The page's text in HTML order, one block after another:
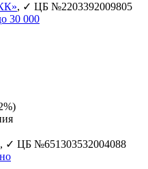
, ✓ ЦБ №2203392009805
30 000
, ✓ ЦБ №651303532004088